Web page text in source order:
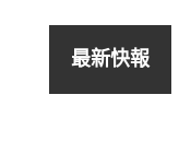
最新快報